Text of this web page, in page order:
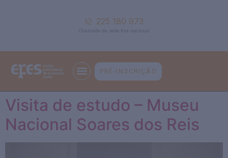
225 180 973
Chamada da rede fixa nacional
PRÉ-INSCRIÇÃO
Visita de estudo – Museu
Nacional Soares dos Reis